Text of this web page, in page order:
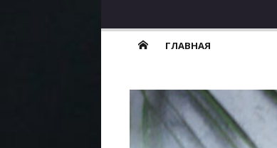
ГЛАВНАЯ